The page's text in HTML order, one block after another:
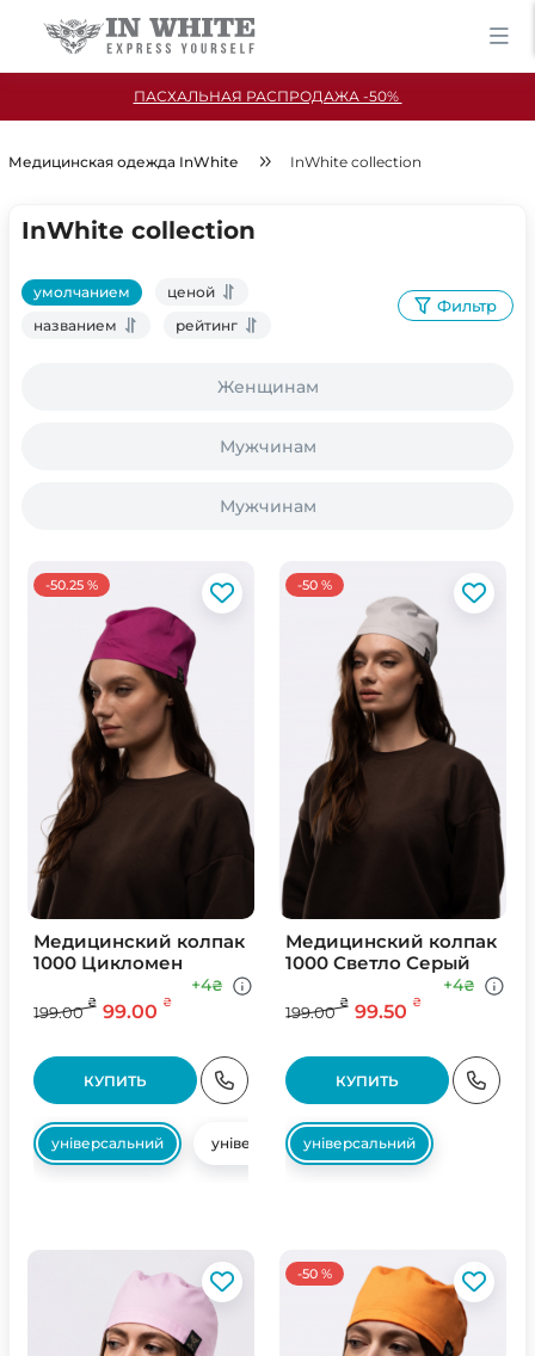
ПАСХАЛЬНАЯ РАСПРОДАЖА -50%
Медицинская одежда InWhite InWhite collection
InWhite collection
умолчанием
ценой
названием
рейтинг
Фильтр
Женщинам
Мужчинам
Мужчинам
-50.25 %
Медицинский колпак
1000 Цикломен
199.00
₴ 99.00 ₴
+4₴
КУПИТЬ
універсальний універсальний
-50 %
Медицинский колпак
1000 Светло Серый
199.00
₴ 99.50 ₴
+4₴
КУПИТЬ
універсальний
-50 %